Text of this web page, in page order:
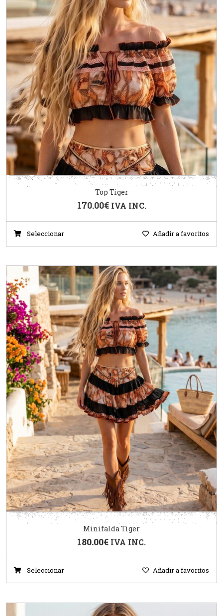
Top Tiger
170.00€ IVA INC.
Seleccionar Añadir a favoritos
Minifalda Tiger
180.00€ IVA INC.
Seleccionar Añadir a favoritos